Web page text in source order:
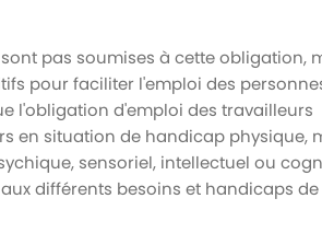
pas soumises à cette obligation,
pour faciliter l'emploi des
l'obligation d'emploi des travailleurs
en situation de handicap physique,
sensoriel, intellectuel ou
différents besoins et handicaps de